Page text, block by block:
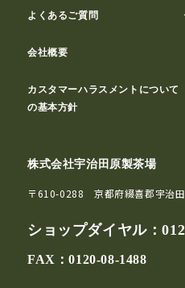
よくあるご質問
会社概要
カスタマーハラスメントについて
の基本方針
株式会社宇治田原製茶場
〒610-0288 京都府綴喜郡宇治田
ショップダイヤル：
FAX：0120-08-1488